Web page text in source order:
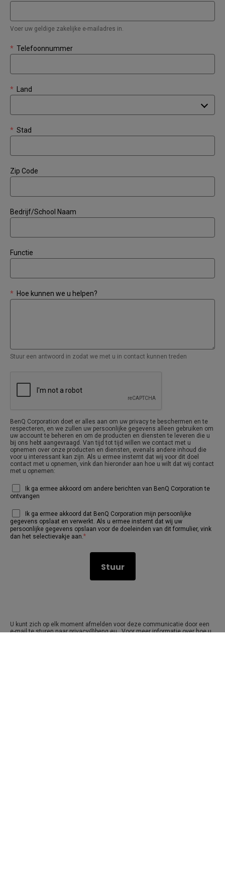
Voer uw geldige zakelijke e-mailadres in.
Telefoonnummer
*
Land
*
Stad
*
Zip Code
Bedrijf/School Naam
Functie
Hoe kunnen we u helpen?
*
Stuur een antwoord in zodat we met u in contact kunnen treden
BenQ Corporation doet er alles aan om uw privacy te beschermen en te
respecteren, en we zullen uw persoonlijke gegevens alleen gebruiken om
uw account te beheren en om de producten en diensten te leveren die u
bij ons hebt aangevraagd. Van tijd tot tijd willen we contact met u
opnemen over onze producten en diensten, evenals andere inhoud die
voor u interessant kan zijn. Als u ermee instemt dat wij voor dit doel
contact met u opnemen, vink dan hieronder aan hoe u wilt dat wij contact
met u opnemen:
Ik ga ermee akkoord om andere berichten van BenQ Corporation te
ontvangen
Ik ga ermee akkoord dat BenQ Corporation mijn persoonlijke
gegevens opslaat en verwerkt. Als u ermee instemt dat wij uw
persoonlijke gegevens opslaan voor de doeleinden van dit formulier, vink
dan het selectievakje aan. *
U kunt zich op elk moment afmelden voor deze communicatie door een
e-mail te sturen naar privacy@benq.eu . Voor meer informatie over hoe u